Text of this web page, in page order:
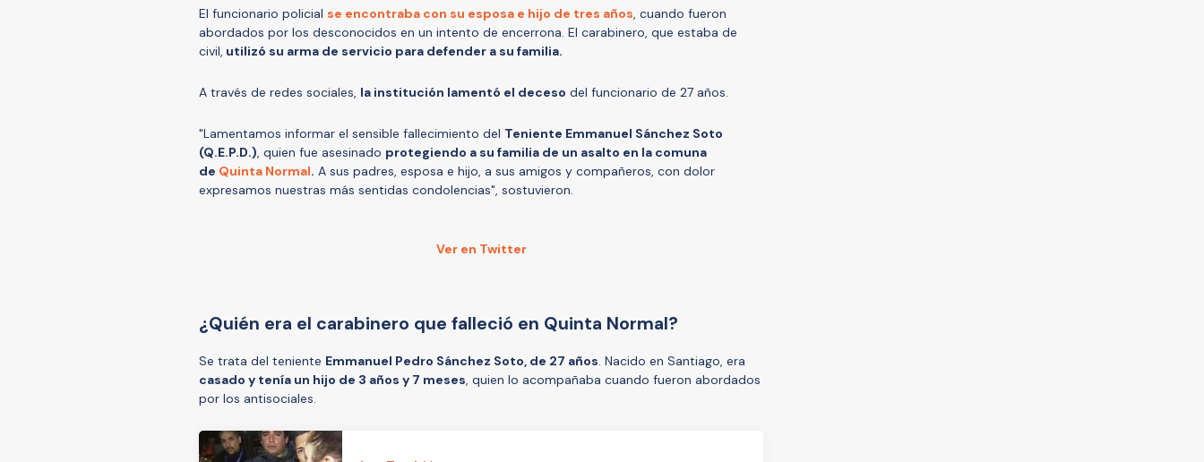
El funcionario policial se encontraba con su esposa e hijo de tres años, cuando fueron
abordados por los desconocidos en un intento de encerrona. El carabinero, que estaba de
civil, utilizó su arma de servicio para defender a su familia.
A través de redes sociales, la institución lamentó el deceso del funcionario de 27 años.
"Lamentamos informar el sensible fallecimiento del Teniente Emmanuel Sánchez Soto
(Q.E.P.D.), quien fue asesinado protegiendo a su familia de un asalto en la comuna
de Quinta Normal. A sus padres, esposa e hijo, a sus amigos y compañeros, con dolor
expresamos nuestras más sentidas condolencias", sostuvieron.
Ver en Twitter
¿Quién era el carabinero que falleció en Quinta Normal?
Se trata del teniente Emmanuel Pedro Sánchez Soto, de 27 años. Nacido en Santiago, era
casado y tenía un hijo de 3 años y 7 meses, quien lo acompañaba cuando fueron abordados
por los antisociales.